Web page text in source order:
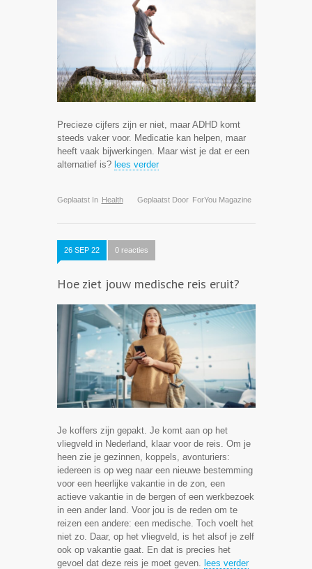
Precieze cijfers zijn er niet, maar ADHD komt
steeds vaker voor. Medicatie kan helpen, maar
heeft vaak bijwerkingen. Maar wist je dat er een
alternatief is? lees verder
Geplaatst In Health Geplaatst Door ForYou Magazine
26 SEP 22 0 reacties
Hoe ziet jouw medische reis eruit?
Je koffers zijn gepakt. Je komt aan op het
vliegveld in Nederland, klaar voor de reis. Om je
heen zie je gezinnen, koppels, avonturiers:
iedereen is op weg naar een nieuwe bestemming
voor een heerlijke vakantie in de zon, een
actieve vakantie in de bergen of een werkbezoek
in een ander land. Voor jou is de reden om te
reizen een andere: een medische. Toch voelt het
niet zo. Daar, op het vliegveld, is het alsof je zelf
ook op vakantie gaat. En dat is precies het
gevoel dat deze reis je moet geven. lees verder